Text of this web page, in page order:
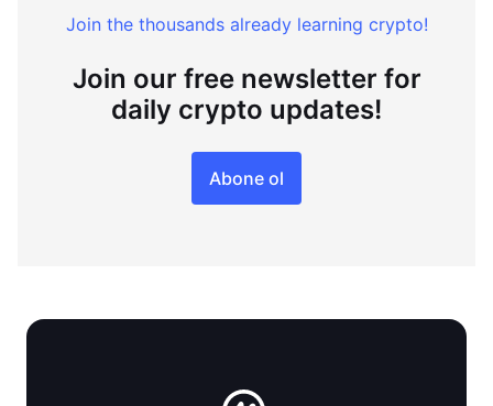
Join the thousands already learning crypto!
Join our free newsletter for
daily crypto updates!
Abone ol